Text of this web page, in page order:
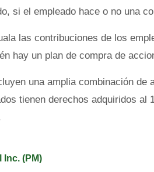
si el empleado hace o no una
las contribuciones de los
hay un plan de compra de
una amplia combinación de
tienen derechos adquiridos al
Inc. (PM)